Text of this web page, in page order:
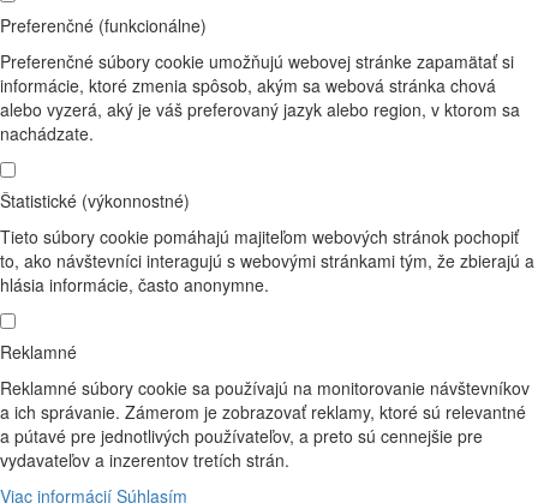
Preferenčné (funkcionálne)
Preferenčné súbory cookie umožňujú webovej stránke zapamätať si
informácie, ktoré zmenia spôsob, akým sa webová stránka chová
alebo vyzerá, aký je váš preferovaný jazyk alebo region, v ktorom sa
nachádzate.
Štatistické (výkonnostné)
Tieto súbory cookie pomáhajú majiteľom webových stránok pochopiť
to, ako návštevníci interagujú s webovými stránkami tým, že zbierajú a
hlásia informácie, často anonymne.
Reklamné
Reklamné súbory cookie sa používajú na monitorovanie návštevníkov
a ich správanie. Zámerom je zobrazovať reklamy, ktoré sú relevantné
a pútavé pre jednotlivých používateľov, a preto sú cennejšie pre
vydavateľov a inzerentov tretích strán.
Viac informácií Súhlasím